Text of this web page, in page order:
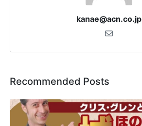
kanae@acn.co.jp
Recommended Posts